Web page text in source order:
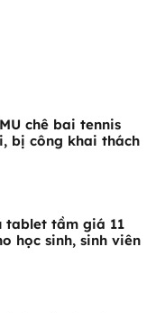
chê bai tennis
bị công khai thách
tablet tầm giá 11
học sinh, sinh viên